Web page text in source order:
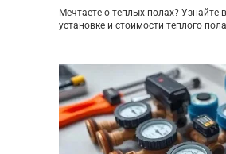
Мечтаете о теплых полах? Узнайте
установке и стоимости теплого